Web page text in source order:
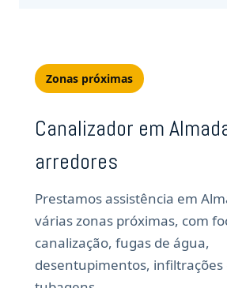
Zonas próximas
Canalizador em
arredores
Prestamos assistência em
várias zonas próximas, com
canalização, fugas de água,
desentupimentos, infiltrações